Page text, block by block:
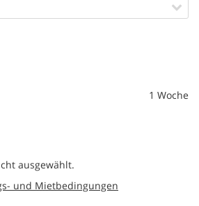
1 Woche
ausgewählt.
und Mietbedingungen